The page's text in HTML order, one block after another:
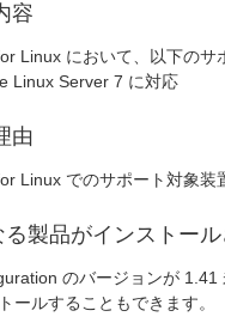
容
Linux において、以下のサ
Linux Server 7 に対応
由
Linux でのサポート対象装
製品がインストー
のバージョンが 1.41
ールすることもできます。